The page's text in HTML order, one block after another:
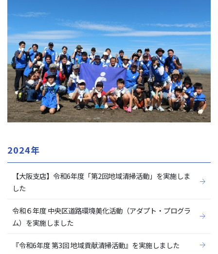
2024年
【大阪支店】令和6年度「第2回地域清掃活動」を実施しま
した
令和６年度 中央区道路環境美化活動（アダプト・プログラ
ム）を実施しました
『令和6年度 第3回 地域貢献清掃活動』を実施しました